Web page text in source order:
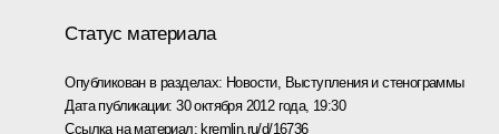
Статус материала
Опубликован в разделах: Новости, Выступления и стенограммы
Дата публикации:30 октября 2012 года, 19:30
Ссылка на материал: kremlin.ru/d/16736